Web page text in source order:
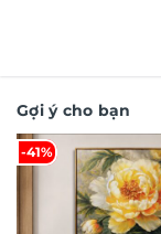
Gợi ý cho bạn
-41%